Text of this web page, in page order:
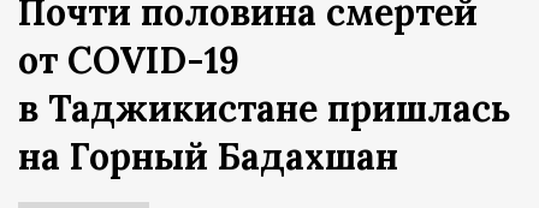
Почти половина смертей
от COVID-19
в Таджикистане пришлась
на Горный Бадахшан